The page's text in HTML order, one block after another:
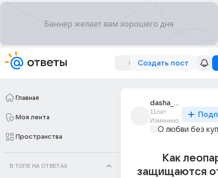
Создать пост
Главная
Моя лента
Пространства
В ТОПЕ НА ОТВЕТАХ
dasha_matveeva_56
11лет
Изменено
О любви без
Как
защищаются